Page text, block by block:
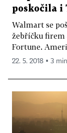
poskočila i
Walmart se
žebříčku firem
Fortune.
22. 5. 2018 ▪ 3